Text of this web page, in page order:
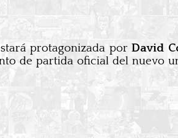
protagonizada porDavid
de partida oficial del nuevo